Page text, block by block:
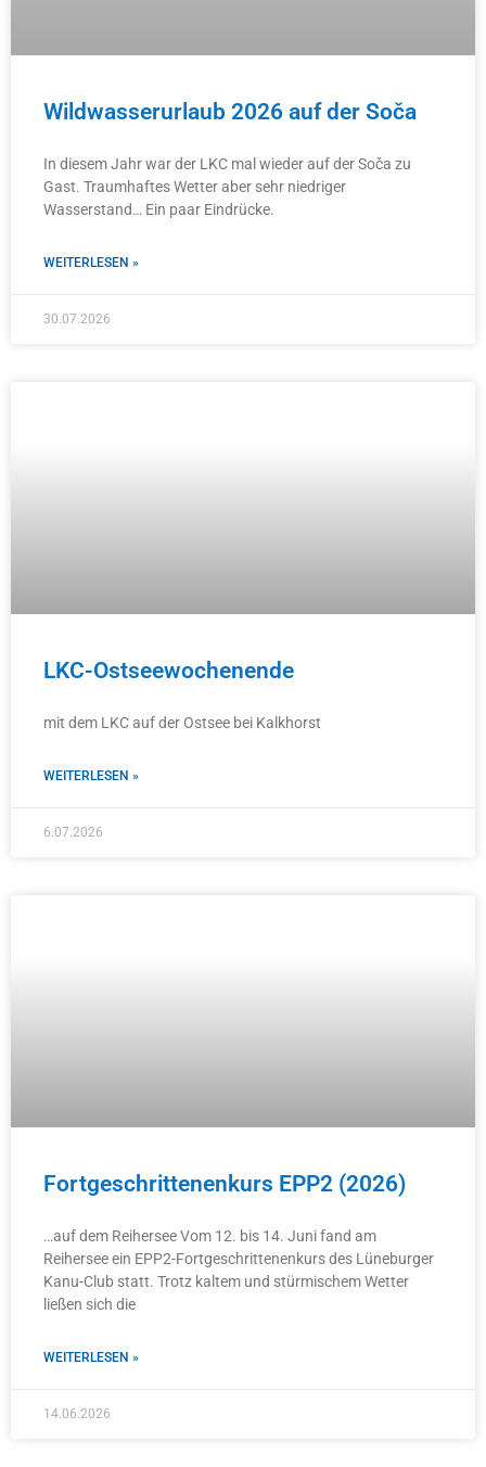
Wildwasserurlaub 2026 auf der Soča
In diesem Jahr war der LKC mal wieder auf der Soča zu
Gast. Traumhaftes Wetter aber sehr niedriger
Wasserstand… Ein paar Eindrücke.
WEITERLESEN »
30.07.2026
LKC-Ostseewochenende
mit dem LKC auf der Ostsee bei Kalkhorst
WEITERLESEN »
6.07.2026
Fortgeschrittenenkurs EPP2 (2026)
…auf dem Reihersee Vom 12. bis 14. Juni fand am
Reihersee ein EPP2-Fortgeschrittenenkurs des Lüneburger
Kanu-Club statt. Trotz kaltem und stürmischem Wetter
ließen sich die
WEITERLESEN »
14.06.2026